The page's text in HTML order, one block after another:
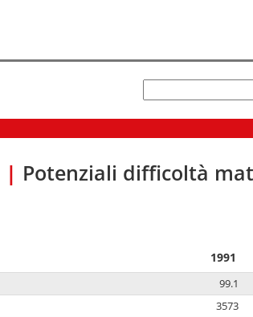
| Potenziali difficoltà
1991
99.1
3573